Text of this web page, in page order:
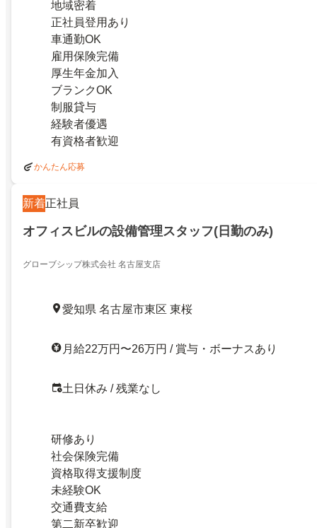
地域密着
正社員登用あり
車通勤OK
雇用保険完備
厚生年金加入
ブランクOK
制服貸与
経験者優遇
有資格者歓迎
かんたん応募
新着正社員
オフィスビルの設備管理スタッフ(日勤のみ)
グローブシップ株式会社 名古屋支店
愛知県 名古屋市東区 東桜
月給22万円〜26万円 / 賞与・ボーナスあり
土日休み / 残業なし
研修あり
社会保険完備
資格取得支援制度
未経験OK
交通費支給
第二新卒歓迎